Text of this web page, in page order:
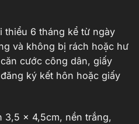
thiểu 6 tháng kể từ ngày
và không bị rách hoặc hư
cước công dân, giấy
ký kết hôn hoặc giấy
3,5 x 4,5cm, nền trắng,